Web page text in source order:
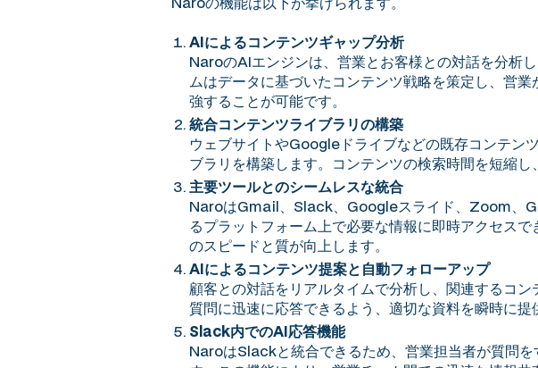
AIによるコンテンツギャップ分析
NaroのAIエンジンは、営業とお客様との対話を分析
ムはデータに基づいたコンテンツ戦略を策定し、営
強することが可能です。
統合コンテンツライブラリの構築
ウェブサイトやGoogleドライブなどの既存コンテン
ブラリを構築します。コンテンツの検索時間を短縮
主要ツールとのシームレスな統合
NaroはGmail、Slack、Googleスライド、Zoom、
るプラットフォーム上で必要な情報に即時アクセス
のスピードと質が向上します。
AIによるコンテンツ提案と自動フォローアップ
顧客との対話をリアルタイムで分析し、関連するコ
質問に迅速に応答できるよう、適切な資料を瞬時に提
Slack内でのAI応答機能
NaroはSlackと統合できるため、営業担当者が質問